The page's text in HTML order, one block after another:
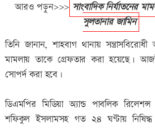
আরও পড়ুন>>> সাংবাদিক নির্যাতনের
সুলতানার জামিন
তিনি জানান, শাহবাগ থানায়
মামলায় তাকে গ্রেফতার করা হয়েছে।
সোপর্দ করা হবে।
ডিএমপির মিডিয়া অ্যান্ড পাবলিক
শফিকুল ইসলামসহ গত ২৪ ঘণ্টায়